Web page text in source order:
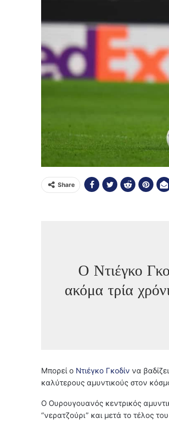
Share
Ο Ντιέγκο
ακόμα τρία
Μπορεί ο Ντιέγκο Γκοδίν να
καλύτερους αμυντικούς στον
Ο Ουρουγουανός κεντρικός
“νερατζούρι” και μετά το τέλος